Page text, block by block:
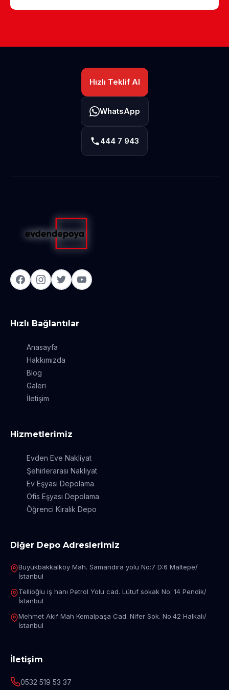
Hızlı Teklif Al
WhatsApp
444 7 943
Hızlı Bağlantılar
Anasayfa
Hakkımızda
Blog
Galeri
İletişim
Hizmetlerimiz
Evden Eve Nakliyat
Şehirlerarası Nakliyat
Ev Eşyası Depolama
Ofis Eşyası Depolama
Öğrenci Kiralık Depo
Diğer Depo Adreslerimiz
Büyükbakkalköy Mah. Samandıra yolu No:7 D:6 Maltepe/
İstanbul
Tellioğlu iş hanı Petrol Yolu cad. Lütuf sokak No: 14 Pendik/
İstanbul
Mehmet Akif Mah Kemalpaşa Cad. Nifer Sok. No:42 Halkalı/
İstanbul
İletişim
0532 519 53 37